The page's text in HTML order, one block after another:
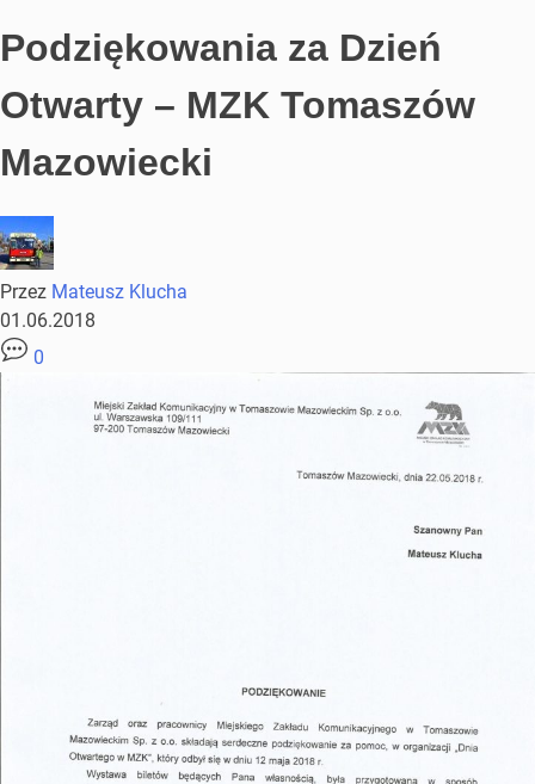
Podziękowania za Dzień
Otwarty – MZK Tomaszów
Mazowiecki
Przez Mateusz Klucha
01.06.2018
0